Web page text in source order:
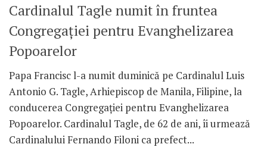
Cardinalul Tagle numit în fruntea
Congregației pentru Evanghelizarea
Popoarelor
Papa Francisc l-a numit duminică pe Cardinalul Luis
Antonio G. Tagle, Arhiepiscop de Manila, Filipine, la
conducerea Congregației pentru Evanghelizarea
Popoarelor. Cardinalul Tagle, de 62 de ani, îi urmează
Cardinalului Fernando Filoni ca prefect...